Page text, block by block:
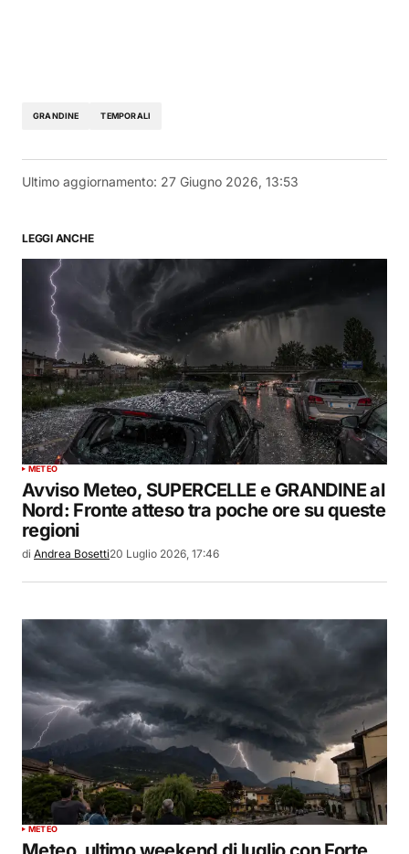
GRANDINE TEMPORALI
Ultimo aggiornamento: 27 Giugno 2026, 13:53
LEGGI ANCHE
METEO
Avviso Meteo, SUPERCELLE e GRANDINE al
Nord: Fronte atteso tra poche ore su queste
regioni
di Andrea Bosetti20 Luglio 2026, 17:46
METEO